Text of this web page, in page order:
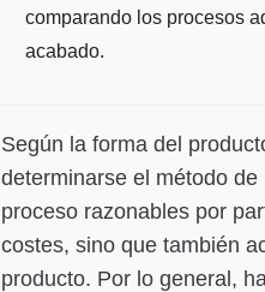
comparando los procesos
acabado.
Según la forma del
determinarse el método
proceso razonables por
costes, sino que también
producto. Por lo general,